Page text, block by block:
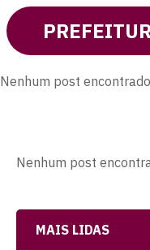
Nenhum post
Nenhum post
MAIS LIDAS